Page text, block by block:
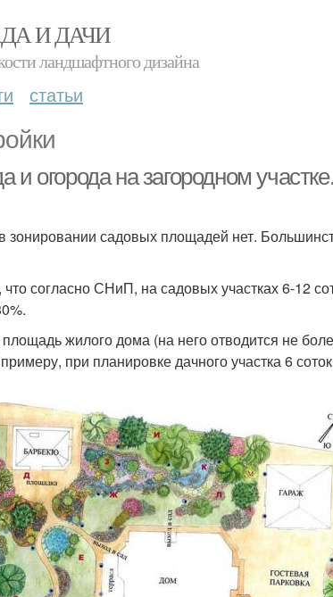
И ДАЧИ
ландшафтного дизайна
статьи
огорода на загородном
зонировании садовых площадей нет.
согласно СНиП, на садовых участках 6-12
жилого дома (на него отводится не
при планировке дачного участка 6